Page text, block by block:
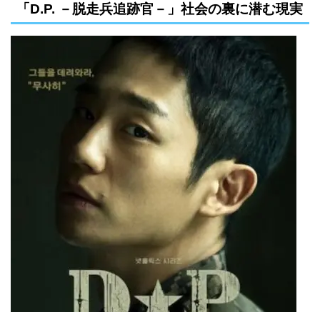
「D.P. －脱走兵追跡官－」社会の裏に潜む現実